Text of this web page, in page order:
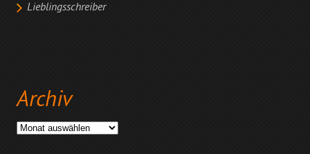
Lieblingsschreiber
Archiv
Archiv